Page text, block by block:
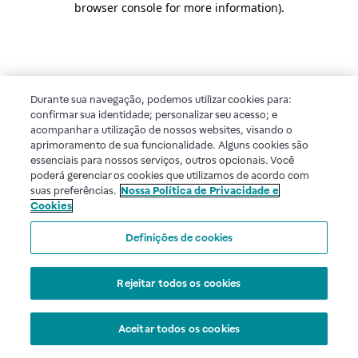
browser console for more information).
Durante sua navegação, podemos utilizar cookies para:
confirmar sua identidade; personalizar seu acesso; e
acompanhar a utilização de nossos websites, visando o
aprimoramento de sua funcionalidade. Alguns cookies são
essenciais para nossos serviços, outros opcionais. Você
poderá gerenciar os cookies que utilizamos de acordo com
suas preferências. Nossa Política de Privacidade e
Cookies
Definições de cookies
Rejeitar todos os cookies
Aceitar todos os cookies